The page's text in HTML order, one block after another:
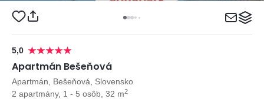
5,0
Apartmán Bešeňová
Apartmán, Bešeňová, Slovensko
2 apartmány, 1 - 5 osôb, 32 m2